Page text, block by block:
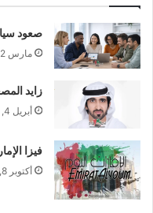
صعود
مارس 22, 2026
زايد
أبريل 4, 2025
فيزا
أكتوبر 8, 2022